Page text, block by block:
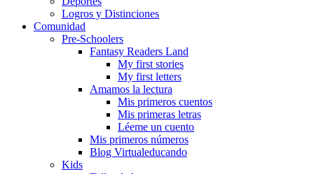
Logros y Distinciones
Comunidad
Pre-Schoolers
Fantasy Readers Land
My first stories
My first letters
Amamos la lectura
Mis primeros cuentos
Mis primeras letras
Léeme un cuento
Mis primeros números
Blog Virtualeducando
Kids